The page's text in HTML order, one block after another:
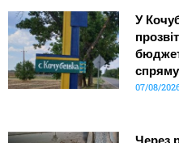
У
07/08/